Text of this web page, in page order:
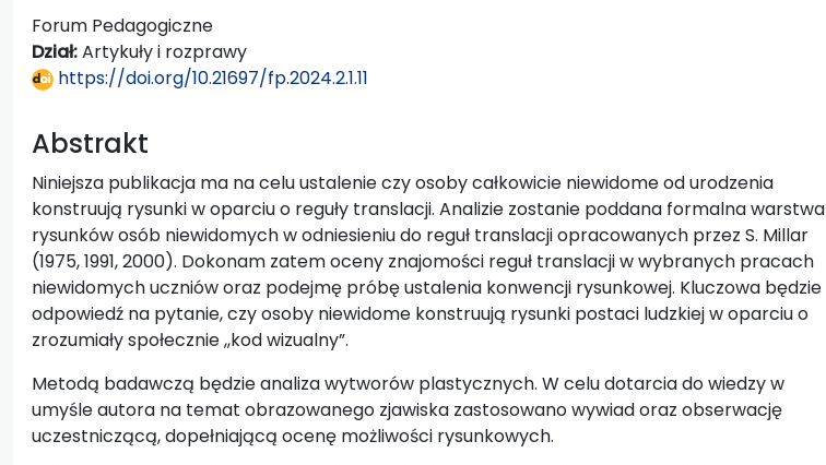
Forum Pedagogiczne
Dział:Artykuły i rozprawy
https://doi.org/10.21697/fp.2024.2.1.11
Abstrakt
Niniejsza publikacja ma na celu ustalenie czy osoby całkowicie niewidome od urodzenia
konstruują rysunki w oparciu o reguły translacji. Analizie zostanie poddana formalna warstwa
rysunków osób niewidomych w odniesieniu do reguł translacji opracowanych przez S. Millar
(1975, 1991, 2000). Dokonam zatem oceny znajomości reguł translacji w wybranych pracach
niewidomych uczniów oraz podejmę próbę ustalenia konwencji rysunkowej. Kluczowa będzie
odpowiedź na pytanie, czy osoby niewidome konstruują rysunki postaci ludzkiej w oparciu o
zrozumiały społecznie ,,kod wizualny”.
Metodą badawczą będzie analiza wytworów plastycznych. W celu dotarcia do wiedzy w
umyśle autora na temat obrazowanego zjawiska zastosowano wywiad oraz obserwację
uczestniczącą, dopełniającą ocenę możliwości rysunkowych.